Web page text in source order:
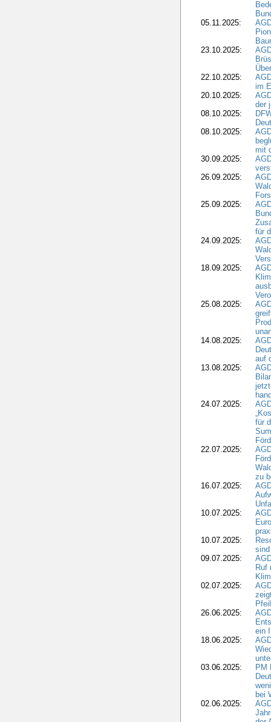
05.11.2025:
23.10.2025:
22.10.2025:
im
20.10.2025:
der
08.10.2025:
08.10.2025:
mit
30.09.2025:
26.09.2025:
25.09.2025:
für
24.09.2025:
18.09.2025:
25.08.2025:
14.08.2025:
auf
13.08.2025:
24.07.2025:
für
22.07.2025:
zu
16.07.2025:
10.07.2025:
10.07.2025:
09.07.2025:
Ruf
02.07.2025:
26.06.2025:
ein
18.06.2025:
03.06.2025:
PM
bei
02.06.2025: